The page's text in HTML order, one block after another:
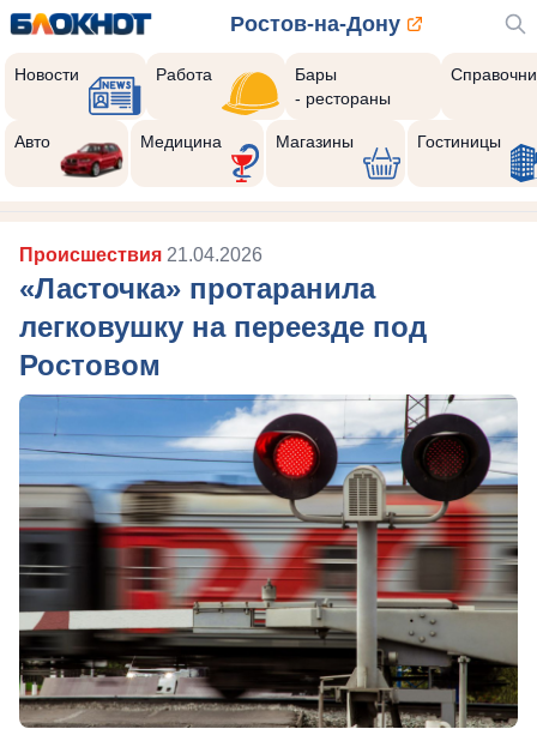
Ростов-на-Дону
Новости Работа
Бары
- рестораны
Авто Медицина Магазины Гостиницы
Происшествия 21.04.2026
«Ласточка» протаранила
легковушку на переезде под
Ростовом